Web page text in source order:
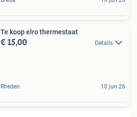
Te koop elro thermestaat
€ 15,00 Details
Rheden 10 jun 26